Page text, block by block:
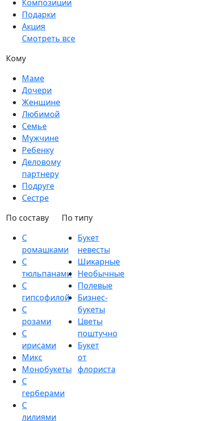
Композиции
Подарки
Акция
Смотреть все
Кому
Маме
Дочери
Женщине
Любимой
Семье
Мужчине
Ребенку
Деловому
партнеру
Подруге
Сестре
По составу
С
ромашками
С
тюльпанами
С
гипсофилой
С
розами
С
ирисами
Микс
Монобукеты
С
герберами
С
лилиями
По типу
Букет
невесты
Шикарные
Необычные
Полевые
Бизнес-
букеты
Цветы
поштучно
Букет
от
флориста